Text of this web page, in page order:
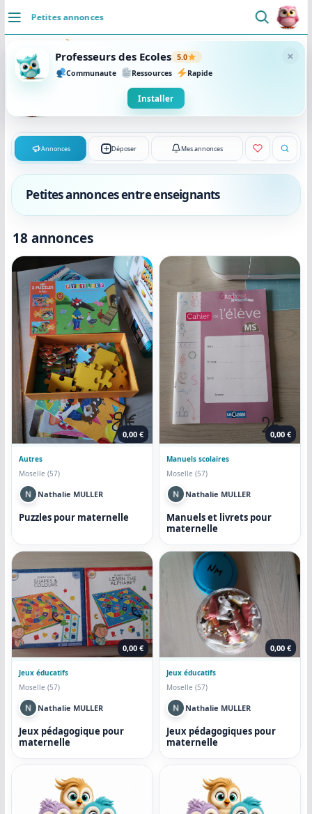
Petites annonces
DÉCOUVRIR
Accueil
VIE PROFESSIONNELLE
Ressources
Agenda
CRPE
Lectures de livres
Mouvement
COMMUNAUTÉ
Groupes
Forum
Réseaux sociaux
AUTRE
Boutique
Humour
Contact
Professeurs des Ecoles 5.0
Communaute Ressources Rapide
×
Installer